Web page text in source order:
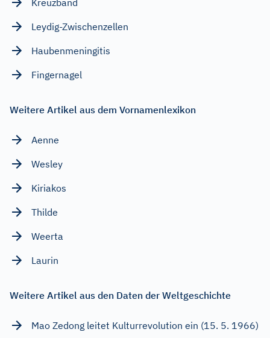
Leydig-Zwischenzellen
Haubenmeningitis
Fingernagel
Weitere Artikel aus dem Vornamenlexikon
Aenne
Wesley
Kiriakos
Thilde
Weerta
Laurin
Weitere Artikel aus den Daten der Weltgeschichte
Mao Zedong leitet Kulturrevolution ein (15. 5. 1966)